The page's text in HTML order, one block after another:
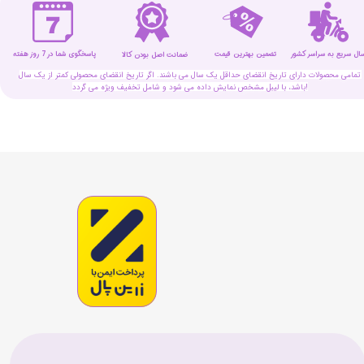
تمامی محصولات دارای تاریخ انقضای حداقل یک سال می باشند. اگر تاریخ انقضای محصولی کمتر از یک سال
باشد، با لیبل مشخص نمایش داده می شود و شامل تخفیف ویژه می گردد!
ضمانت اصل بودن کالا تضمین بهترین قیمت پاسخگوی شما در 7 روز هفته سریع به سراسر کشور